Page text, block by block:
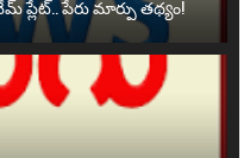
ప్లేట్‌.. పేరు మార్పు తథ్యం!